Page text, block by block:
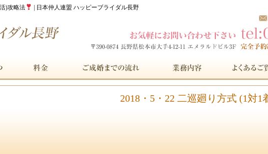
)攻略法 | 日本仲人連盟 ハッピーブライダル長野
2018・5・22 二巡廻り方式 (1対